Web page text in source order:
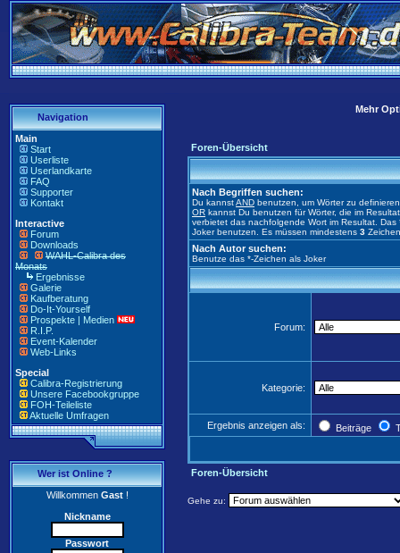
Navigation
Main
Start
Userliste
Userlandkarte
FAQ
Supporter
Kontakt
Interactive
Forum
Downloads
WAHL-Calibra des
Monats
Ergebnisse
Galerie
Kaufberatung
Do-It-Yourself
Prospekte | Medien
R.I.P.
Event-Kalender
Web-Links
Special
Calibra-Registrierung
Unsere Facebookgruppe
FOH-Teileliste
Aktuelle Umfragen
Wer ist Online ?
WillkommenGast!
Nickname
Passwort
Mehr
Foren-Übersicht
Nach Begriffen suchen:
Du kannstAND benutzen, um Wörter zu
OR kannst Du benutzen für Wörter, die im
verbietet das nachfolgende Wort im Resultat. Das
Joker benutzen. Es müssen mindestens 3
Nach Autor suchen:
Benutze das *-Zeichen als Joker
Forum:
Kategorie:
Ergebnis anzeigen als: Beiträge
Foren-Übersicht
Gehe zu: